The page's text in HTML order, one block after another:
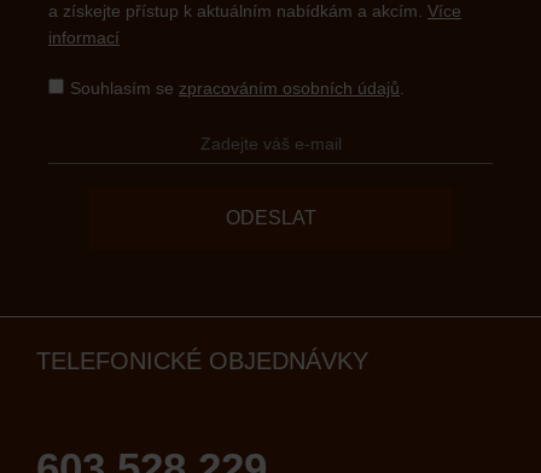
a získejte přístup k aktuálním nabídkám a akcím. Více
informací
Souhlasím se zpracováním osobních údajů
ODESLAT
TELEFONICKÉ OBJEDNÁVKY